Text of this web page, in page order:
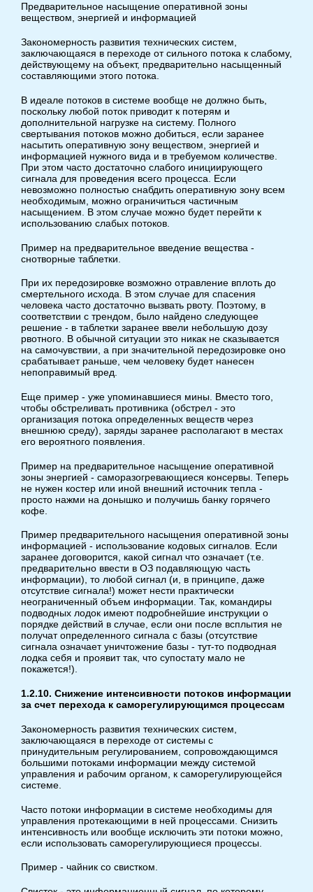
Предварительное насыщение оперативной зоны
веществом, энергией и информацией
Закономерность развития технических систем,
заключающаяся в переходе от сильного потока к слабому,
действующему на объект, предварительно насыщенный
составляющими этого потока.
В идеале потоков в системе вообще не должно быть,
поскольку любой поток приводит к потерям и
дополнительной нагрузке на систему. Полного
свертывания потоков можно добиться, если заранее
насытить оперативную зону веществом, энергией и
информацией нужного вида и в требуемом количестве.
При этом часто достаточно слабого инициирующего
сигнала для проведения всего процесса. Если
невозможно полностью снабдить оперативную зону всем
необходимым, можно ограничиться частичным
насыщением. В этом случае можно будет перейти к
использованию слабых потоков.
Пример на предварительное введение вещества -
снотворные таблетки.
При их передозировке возможно отравление вплоть до
смертельного исхода. В этом случае для спасения
человека часто достаточно вызвать рвоту. Поэтому, в
соответствии с трендом, было найдено следующее
решение - в таблетки заранее ввели небольшую дозу
рвотного. В обычной ситуации это никак не сказывается
на самочувствии, а при значительной передозировке оно
срабатывает раньше, чем человеку будет нанесен
непоправимый вред.
Еще пример - уже упоминавшиеся мины. Вместо того,
чтобы обстреливать противника (обстрел - это
организация потока определенных веществ через
внешнюю среду), заряды заранее располагают в местах
его вероятного появления.
Пример на предварительное насыщение оперативной
зоны энергией - саморазогревающиеся консервы. Теперь
не нужен костер или иной внешний источник тепла -
просто нажми на донышко и получишь банку горячего
кофе.
Пример предварительного насыщения оперативной зоны
информацией - использование кодовых сигналов. Если
заранее договорится, какой сигнал что означает (т.е.
предварительно ввести в ОЗ подавляющую часть
информации), то любой сигнал (и, в принципе, даже
отсутствие сигнала!) может нести практически
неограниченный объем информации. Так, командиры
подводных лодок имеют подробнейшие инструкции о
порядке действий в случае, если они после всплытия не
получат определенного сигнала с базы (отсутствие
сигнала означает уничтожение базы - тут-то подводная
лодка себя и проявит так, что супостату мало не
покажется!).
1.2.10. Снижение интенсивности потоков информации
за счет перехода к саморегулирующимся процессам
Закономерность развития технических систем,
заключающаяся в переходе от системы с
принудительным регулированием, сопровождающимся
большими потоками информации между системой
управления и рабочим органом, к саморегулирующейся
системе.
Часто потоки информации в системе необходимы для
управления протекающими в ней процессами. Снизить
интенсивность или вообще исключить эти потоки можно,
если использовать саморегулирующиеся процессы.
Пример - чайник со свистком.